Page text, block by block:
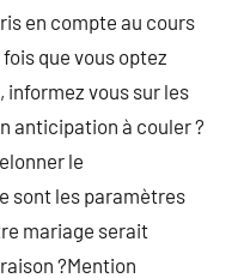
en compte au cours
que vous optez
informez vous sur les
anticipation à couler ?
le
sont les paramètres
mariage serait
?Mention